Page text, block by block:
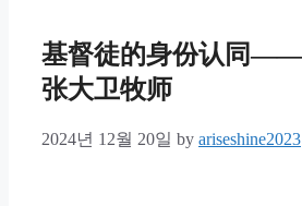
基督徒的身份认同——
张大卫牧师
2024년 12월 20일 by ariseshine2023